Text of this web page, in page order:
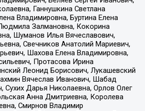
Ганнушкина Светлана
Владимировна, Буртина Елена
Залмановна, Кокорина
Шуманов Илья Вячеславович,
Свечников Анатолий Мариевич,
Шахова Елена Владимировна,
Протасова Ирина
Леонид Борисович, Лукашевский
Вячеслав Иванович, Шабад
Сухих Дарья Николаевна, Орлов Олег
Анна Дмитриевна, Королева
Смирнов Владимир